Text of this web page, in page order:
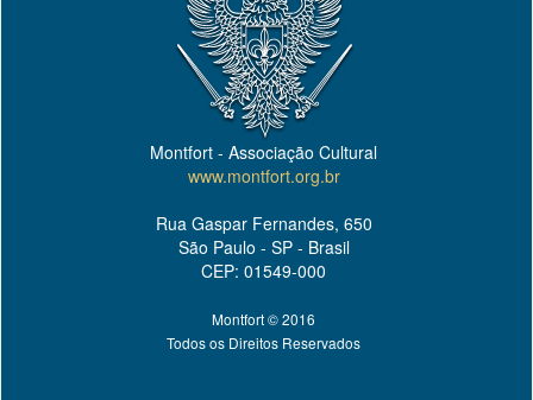
Montfort - Associação Cultural
www.montfort.org.br
Rua Gaspar Fernandes, 650
São Paulo - SP - Brasil
CEP: 01549-000
Montfort © 2016
Todos os Direitos Reservados